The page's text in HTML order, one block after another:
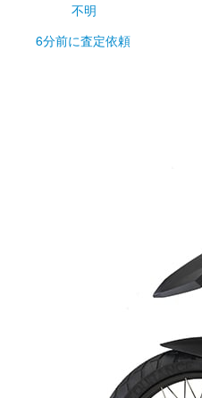
不明
6分前に査定依頼